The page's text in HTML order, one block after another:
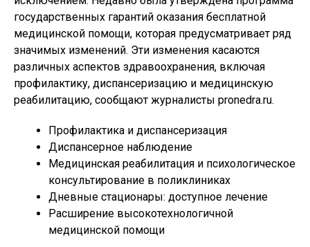
государственных гарантий оказания бесплатной
медицинской помощи, которая предусматривает ряд
значимых изменений. Эти изменения касаются
различных аспектов здравоохранения, включая
профилактику, диспансеризацию и медицинскую
реабилитацию, сообщают журналисты pronedra.ru.
Профилактика и диспансеризация
Диспансерное наблюдение
Медицинская реабилитация и психологическое
консультирование в поликлиниках
Дневные стационары: доступное лечение
Расширение высокотехнологичной
медицинской помощи